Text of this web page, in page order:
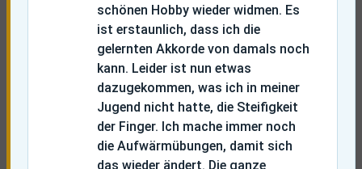
schönen Hobby wieder widmen. Es
ist erstaunlich, dass ich die
gelernten Akkorde von damals noch
kann. Leider ist nun etwas
dazugekommen, was ich in meiner
Jugend nicht hatte, die Steifigkeit
der Finger. Ich mache immer noch
die Aufwärmübungen, damit sich
das wieder ändert. Die ganze